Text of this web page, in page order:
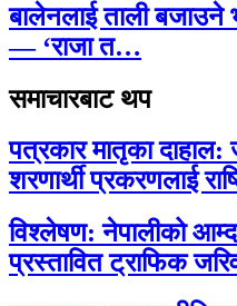
बालेनलाई ताली
— ‘राजा त…
समाचारबाट थप
पत्रकार मातृका
शरणार्थी प्रकरणलाई
विश्लेषण: नेपालीको
प्रस्तावित ट्राफिक